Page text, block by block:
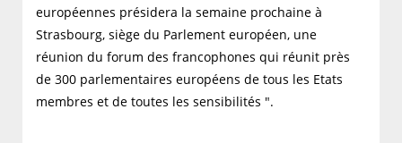
européennes présidera la semaine prochaine à
Strasbourg, siège du Parlement européen, une
réunion du forum des francophones qui réunit près
de 300 parlementaires européens de tous les Etats
membres et de toutes les sensibilités ".